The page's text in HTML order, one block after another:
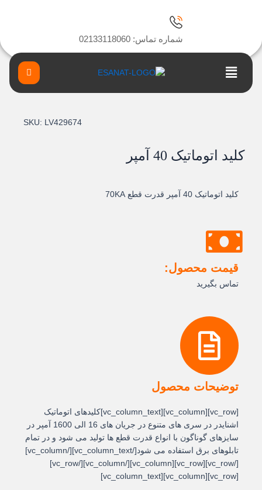
شماره تماس: 02133118060
Main
Menu
SKU: LV429674
کلید اتوماتیک 40 آمپر
کلید اتوماتیک 40 آمپر قدرت قطع 70KA
قیمت محصول:
تماس بگیرید
توضیحات محصول
[vc_row][vc_column][vc_column_text]کلیدهای اتوماتیک
اشنایدر در سری های متنوع در جریان های 16 الی 1600 آمپر در
سایزهای گوناگون با انواع قدرت قطع ها تولید می شود و در تمام
تابلوهای برق استفاده می شود[/vc_column_text][/vc_column]
[/vc_row][vc_row][vc_column][/vc_column][/vc_row]